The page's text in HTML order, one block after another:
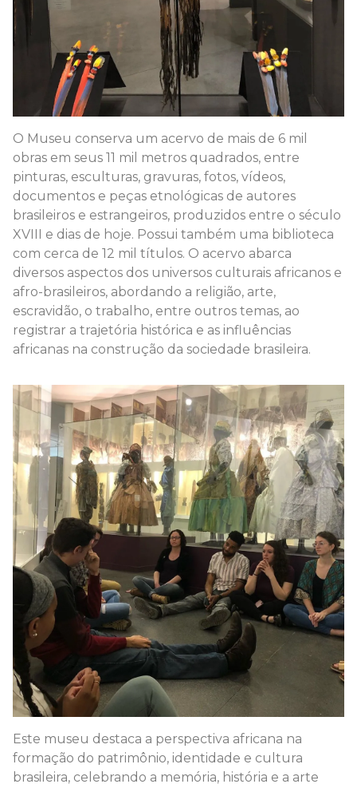
O Museu conserva um acervo de mais de 6 mil
obras em seus 11 mil metros quadrados, entre
pinturas, esculturas, gravuras, fotos, vídeos,
documentos e peças etnológicas de autores
brasileiros e estrangeiros, produzidos entre o século
XVIII e dias de hoje. Possui também uma biblioteca
com cerca de 12 mil títulos. O acervo abarca
diversos aspectos dos universos culturais africanos e
afro-brasileiros, abordando a religião, arte,
escravidão, o trabalho, entre outros temas, ao
registrar a trajetória histórica e as influências
africanas na construção da sociedade brasileira.
Este museu destaca a perspectiva africana na
formação do patrimônio, identidade e cultura
brasileira, celebrando a memória, história e a arte